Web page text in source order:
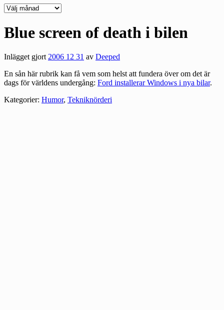
Deepedition
Blue screen of death i bilen
Inlägget gjort2006 12 31 av Deeped
En sån här rubrik kan få vem som helst att fundera över om det är
dags för världens undergång: Ford installerar Windows i nya bilar.
Kategorier: Humor, Tekniknörderi